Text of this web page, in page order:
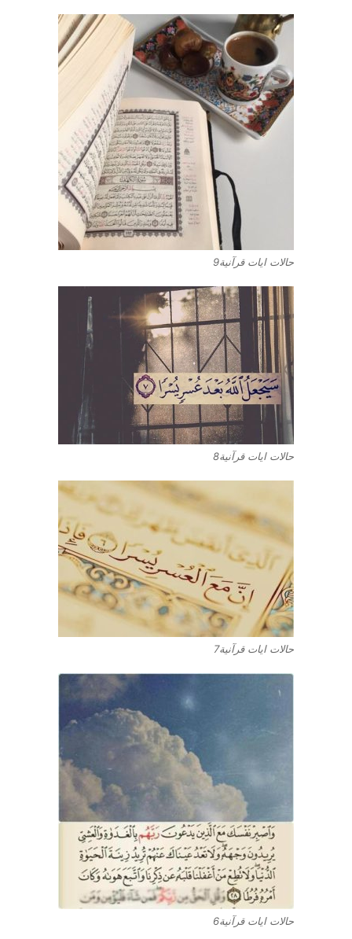
حالات ايات قرآنية9
حالات ايات قرآنية8
حالات ايات قرآنية7
حالات ايات قرآنية6